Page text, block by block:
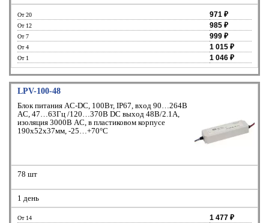
От 20 971 ₽
От 12 985 ₽
От 7 999 ₽
От 4 1 015 ₽
От 1 1 046 ₽
LPV-100-48
Блок питания AC-DC, 100Вт, IP67, вход 90…264В
AC, 47…63Гц /120…370В DC выход 48В/2.1A,
изоляция 3000В AC, в пластиковом корпусе
190х52х37мм, -25…+70°С
78 шт
1 день
От 14 1 477 ₽